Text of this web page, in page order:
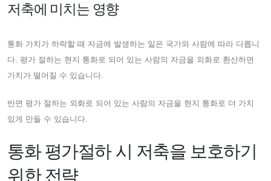
저축에 미치는 영향
통화 가치가 하락할 때 자금에 발생하는 일은 국가와 사람에 따라 다릅니
다. 평가 절하는 현지 통화로 되어 있는 사람의 자금을 외화로 환산하면
가치가 떨어질 수 있습니다.
반면 평가 절하는 외화로 되어 있는 사람의 자금을 현지 통화로 더 가치
있게 만들 수 있습니다.
통화 평가절하 시 저축을 보호하기
위한 전략